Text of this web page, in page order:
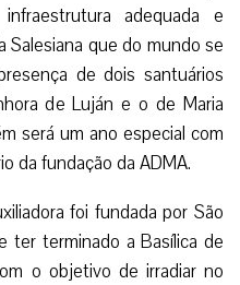
adequada e
Salesiana que do mundo se
de dois santuários
de Luján e o de Maria
será um ano especial com
da fundação da ADMA.
foi fundada por São
ter terminado a Basílica de
o objetivo de irradiar no